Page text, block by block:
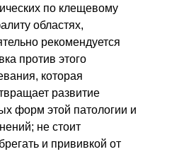
по клещевому
областях,
рекомендуется
против этого
которая
развитие
форм этой патологии и
не стоит
и прививкой от